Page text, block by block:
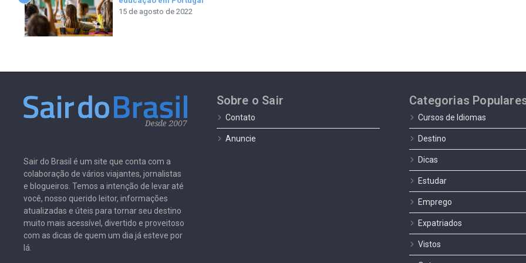
15 de agosto de 2022
Sair do Brasil é um site que conta com a
colaboração de vários viajantes, jornalistas
e blogueiros. Temos a intenção de levar até
você, nosso querido leitor, informações
atualizadas e úteis para tornar seu destino
muito mais acessível, divertido e proveitoso
com as dicas de quem um dia já esteve por
lá.
Sobre o Sair
Contato
Anuncie
Categorias
Cursos de Idiomas
Destino
Dicas
Estudar
Emprego
Expatriados
Vistos